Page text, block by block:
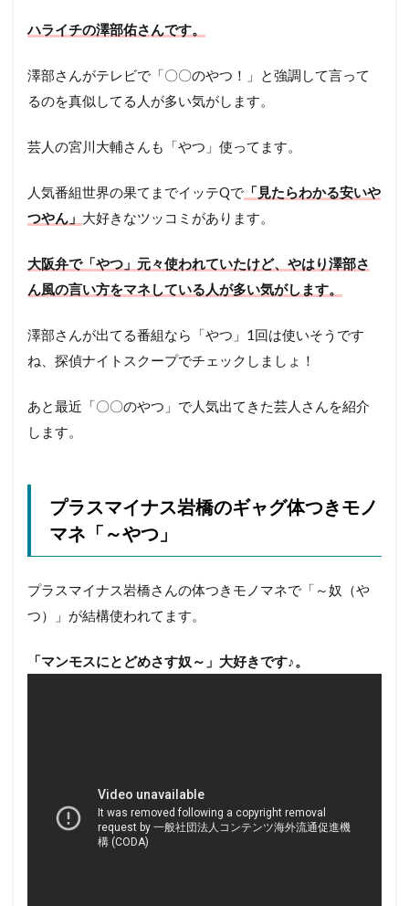
ハライチの澤部佑さんです。
澤部さんがテレビで「〇〇のやつ！」と強調して言って
るのを真似してる人が多い気がします。
芸人の宮川大輔さんも「やつ」使ってます。
人気番組世界の果てまでイッテQで 「見たらわかる安いや
つやん」 大好きなツッコミがあります。
大阪弁で「やつ」元々使われていたけど、やはり澤部さ
ん風の言い方をマネしている人が多い気がします。
澤部さんが出てる番組なら「やつ」1回は使いそうです
ね、探偵ナイトスクープでチェックしましょ！
あと最近「〇〇のやつ」で人気出てきた芸人さんを紹介
します。
プラスマイナス岩橋のギャグ体つきモノ
マネ「～やつ」
プラスマイナス岩橋さんの体つきモノマネで「～奴（や
つ）」が結構使われてます。
「マンモスにとどめさす奴～」大好きです♪。